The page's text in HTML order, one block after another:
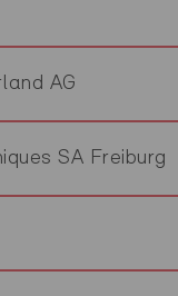
AG
SA Freiburg